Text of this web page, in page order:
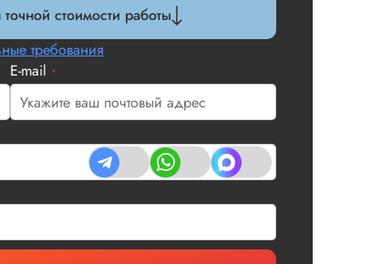
стоимости работы
требования
E-mail *